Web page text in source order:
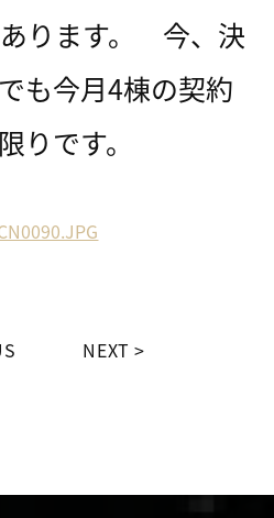
ります。 今、決
も今月4棟の契約
です。
NEXT